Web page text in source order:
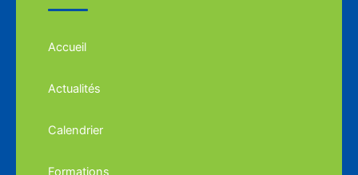
Accueil
Actualités
Calendrier
Formations